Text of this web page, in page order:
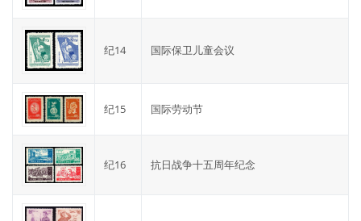
纪14 国际保卫儿童会议
纪15 国际劳动节
纪16 抗日战争十五周年纪念